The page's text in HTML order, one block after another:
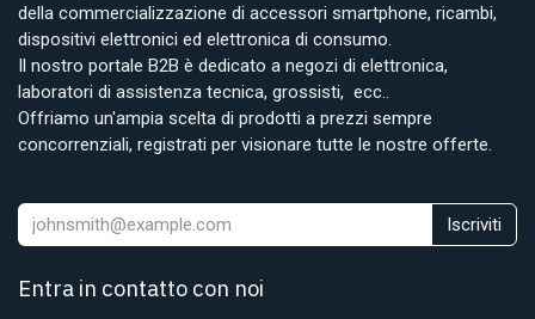
della commercializzazione di accessori smartphone, ricambi,
dispositivi elettronici ed elettronica di consumo.
Il nostro portale B2B è dedicato a negozi di elettronica,
laboratori di assistenza tecnica, grossisti, ecc..
Offriamo un'ampia scelta di prodotti a prezzi sempre
concorrenziali, registrati per visionare tutte le nostre offerte.
Iscriviti
Entra in contatto con noi